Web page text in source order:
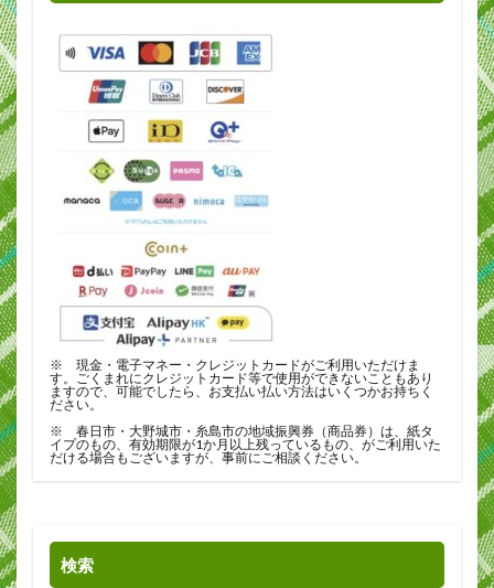
※ 現金・電子マネー・クレジットカードがご利用いただけま
す。ごくまれにクレジットカード等で使用ができないこともあり
ますので、可能でしたら、お支払い払い方法はいくつかお持ちく
ださい。
※ 春日市・大野城市・糸島市の地域振興券（商品券）は、紙タ
イプのもの、有効期限が1か月以上残っているもの、がご利用いた
だける場合もございますが、事前にご相談ください。
検索